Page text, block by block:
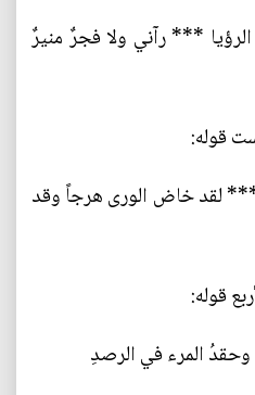
*** رآني ولا فجرٌ منيرٌ
قوله:
*** لقد خاض الورى هرجاً وقد
قوله:
المرء في الرصدِ